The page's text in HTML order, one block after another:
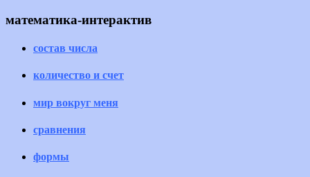
математика-интерактив
состав числа
количество и счет
мир вокруг меня
сравнения
формы